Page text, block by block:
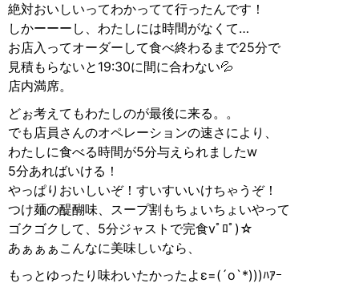
絶対おいしいってわかってて行ったんです！
しかーーーし、わたしには時間がなくて…
お店入ってオーダーして食べ終わるまで25分で
見積もらないと19:30に間に合わない💦
店内満席。
どぉ考えてもわたしのが最後に来る。。
でも店員さんのオペレーションの速さにより、
わたしに食べる時間が5分与えられましたw
5分あればいける！
やっぱりおいしいぞ！すいすいいけちゃうぞ！
つけ麺の醍醐味、スープ割もちょいちょいやって
ゴクゴクして、5分ジャストで完食vﾟﾛﾟ)☆︎
あぁぁぁこんなに美味しいなら、
もっとゆったり味わいたかったよε=(´ο`*)))ﾊｱｰ